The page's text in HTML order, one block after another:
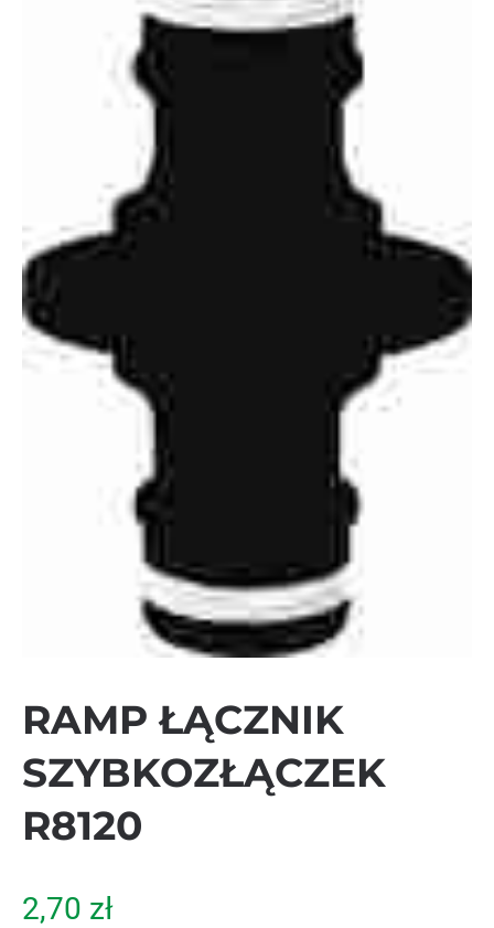
RAMP ŁĄCZNIK
SZYBKOZŁĄCZEK
R8120
2,70 zł